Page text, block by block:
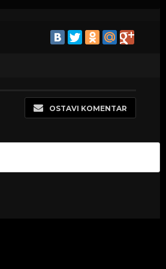
OSTAVI KOMENTAR